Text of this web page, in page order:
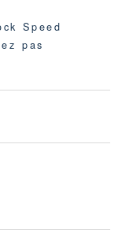
Speed
pas